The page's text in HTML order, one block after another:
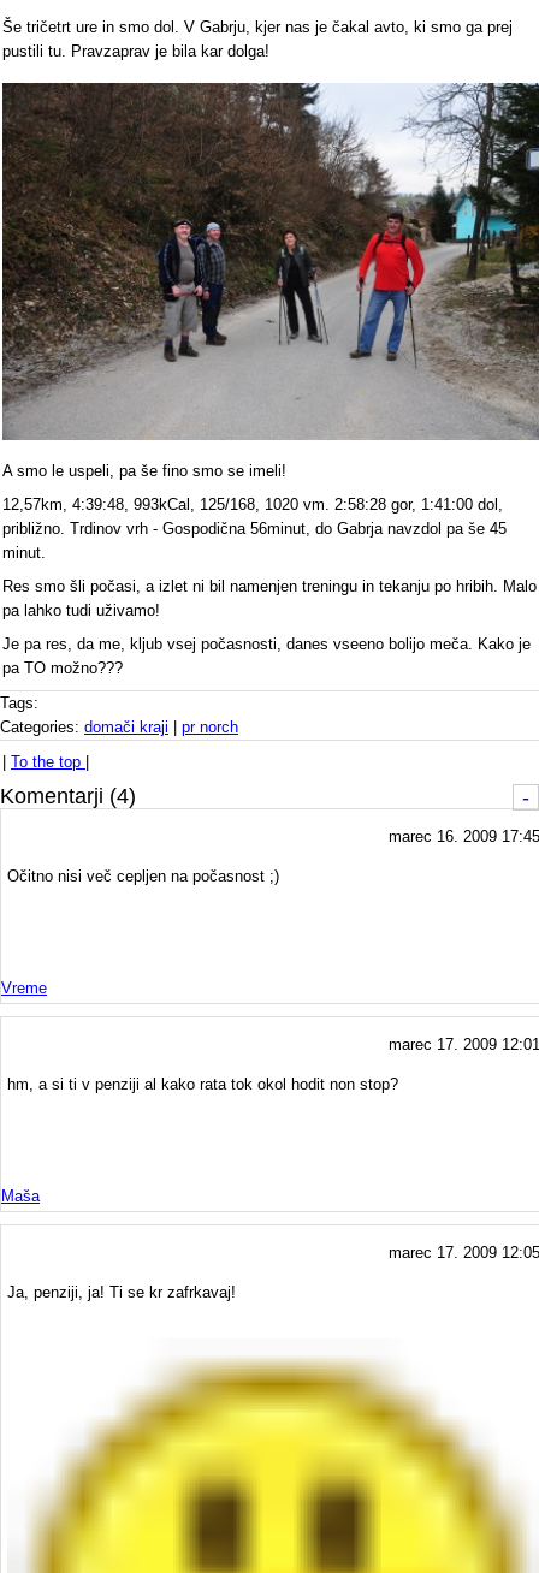
Še tričetrt ure in smo dol. V Gabrju, kjer nas je čakal avto, ki smo ga prej
pustili tu. Pravzaprav je bila kar dolga!
A smo le uspeli, pa še fino smo se imeli!
12,57km, 4:39:48, 993kCal, 125/168, 1020 vm. 2:58:28 gor, 1:41:00 dol,
približno. Trdinov vrh - Gospodična 56minut, do Gabrja navzdol pa še 45
minut.
Res smo šli počasi, a izlet ni bil namenjen treningu in tekanju po hribih. Malo
pa lahko tudi uživamo!
Je pa res, da me, kljub vsej počasnosti, danes vseeno bolijo meča. Kako je
pa TO možno???
Tags:
Categories: domači kraji
pr norch
To the top
Komentarji (4) -
marec 16. 2009 17:45
Očitno nisi več cepljen na počasnost ;)
Vreme
marec 17. 2009 12:01
hm, a si ti v penziji al kako rata tok okol hodit non stop?
Maša
marec 17. 2009 12:05
Ja, penziji, ja! Ti se kr zafrkavaj!